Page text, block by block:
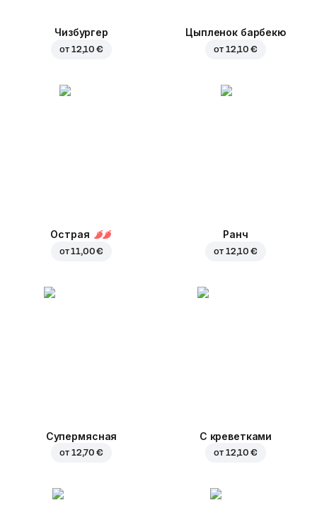
Чизбургер
от 12,10 €
Цыпленок барбекю
от 12,10 €
Острая
от11,00 €
Ранч
от 12,10 €
Супермясная
от 12,70 €
С креветками
от 12,10 €